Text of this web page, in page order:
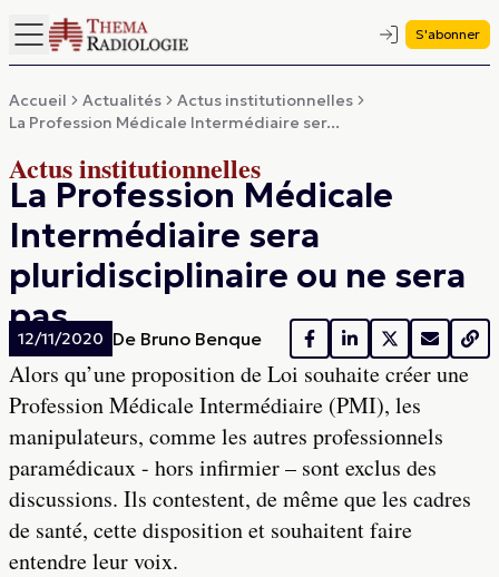
S'abonner
Accueil Actualités
Actus institutionnelles
La Profession Médicale Intermédiaire ser...
Actus institutionnelles
La Profession Médicale
Intermédiaire sera
pluridisciplinaire ou ne sera
pas
12/11/2020 De Bruno Benque
Alors qu’une proposition de Loi souhaite créer une
Profession Médicale Intermédiaire (PMI), les
manipulateurs, comme les autres professionnels
paramédicaux - hors infirmier – sont exclus des
discussions. Ils contestent, de même que les cadres
de santé, cette disposition et souhaitent faire
entendre leur voix.